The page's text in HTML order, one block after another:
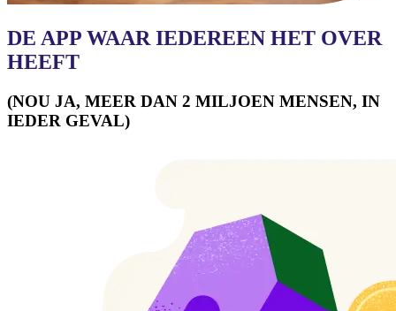
DE APP WAAR IEDEREEN HET OVER
HEEFT
(NOU JA, MEER DAN 2 MILJOEN MENSEN, IN
IEDER GEVAL)